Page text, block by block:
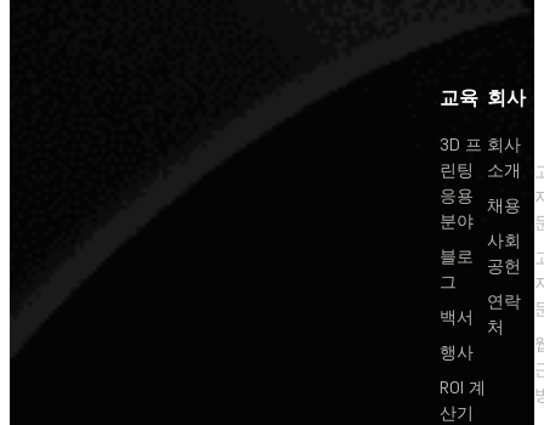
교육
3D 프
린팅
응용
분야
블로
그
백서
행사
ROI 계
산기
회사
회사
소개
채용
사회
공헌
연락
처